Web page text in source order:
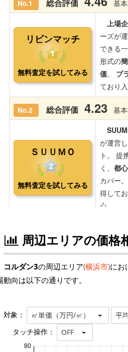
周辺エリアの価格
コルダン3の周辺エリア(横浜市)にお
動向は以下の通りです。
対象： ㎡単価（万円/㎡） 平
タッチ操作： OFF
80